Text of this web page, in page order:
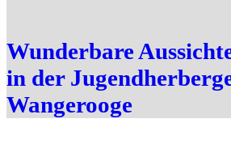
Wunderbare
in der
Wangerooge